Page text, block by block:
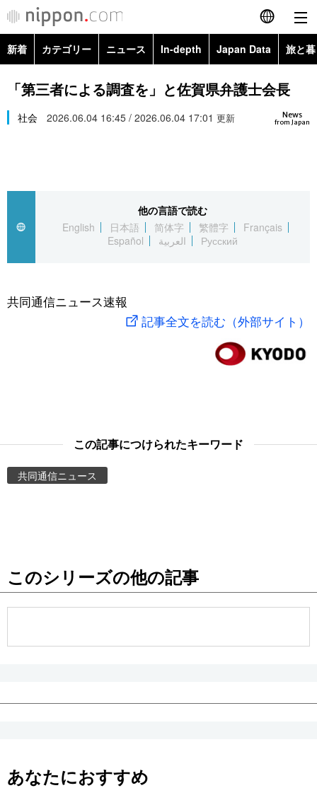
English
简体字
繁體字
العربية
社会
旅と暮らし
東京
新着 カテゴリー ニュース In-depth Japan Data 旅と
政治・外交
経済・ビジネス
社会
文化
科学・技術
暮らし
Topics
Images
お知らせ
「第三者による調査を」と佐賀県弁護士会長
News
from Japan
社会 2026.06.04 16:45 / 2026.06.04 17:01 更新
他の言語で読む
English
日本語 简体字 繁體字
Français
Español
العربية Русский
共同通信ニュース速報
記事全文を読む（外部サイト）
この記事につけられたキーワード
共同通信ニュース
このシリーズの他の記事
あなたにおすすめ